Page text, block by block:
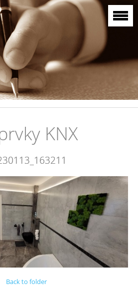
KNX
Back to folder